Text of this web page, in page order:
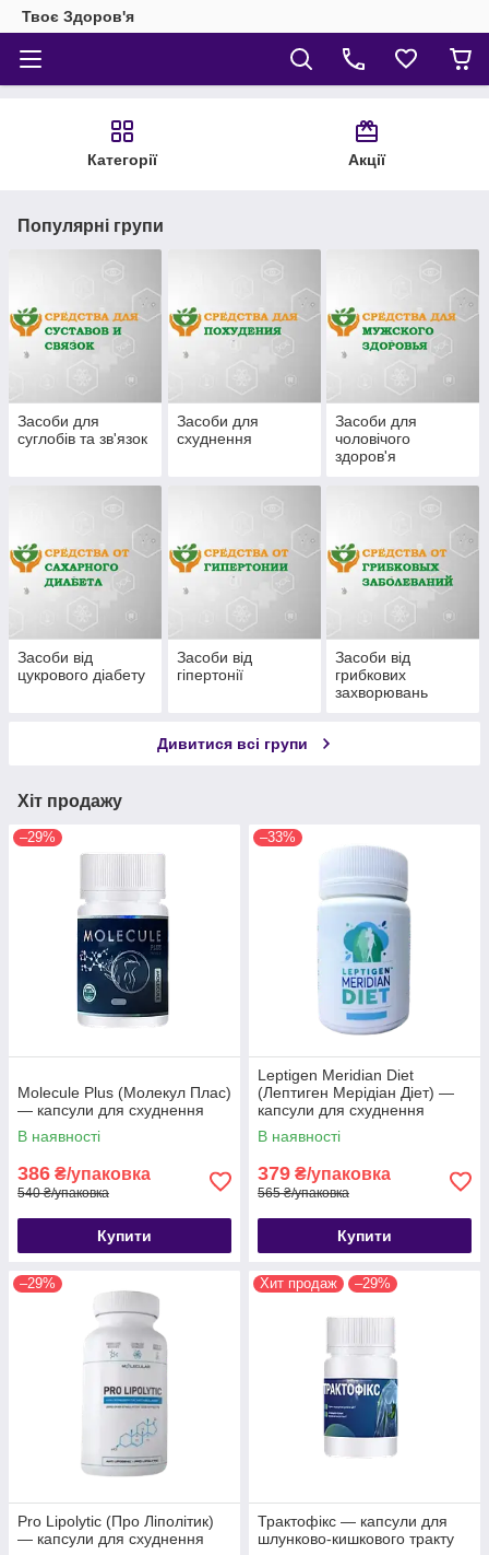
Твоє Здоров'я
Категорії Акції
Популярні групи
Засоби для
суглобів та зв'язок
Засоби для
схуднення
Засоби для
чоловічого
здоров'я
Засоби від
цукрового діабету
Засоби від
гіпертонії
Засоби від
грибкових
захворювань
Дивитися всі групи
Хіт продажу
–29%
Molecule Plus (Молекул Плас)
— капсули для схуднення
В наявності
386 ₴/упаковка
540 ₴/упаковка
Купити
–33%
Leptigen Meridian Diet
(Лептиген Мерідіан Діет) —
капсули для схуднення
В наявності
379 ₴/упаковка
565 ₴/упаковка
Купити
–29%
Pro Lipolytic (Про Ліполітик)
— капсули для схуднення
Хит продаж –29%
Трактофікс — капсули для
шлунково-кишкового тракту